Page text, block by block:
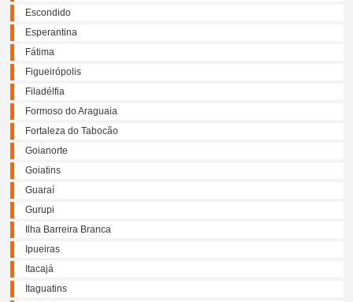
Escondido
Esperantina
Fátima
Figueirópolis
Filadélfia
Formoso do Araguaia
Fortaleza do Tabocão
Goianorte
Goiatins
Guaraí
Gurupi
Ilha Barreira Branca
Ipueiras
Itacajá
Itaguatins